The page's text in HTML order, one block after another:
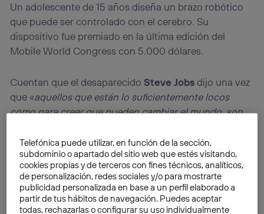
Un adolescente de 15 años diseña un brazo robótico
que puede ser controlado con el cerebro. Su
dispositivo fue premiado en la última edición del
Mobile World Congress con 5.000 dólares.
Cuentan que el desaparecidoSteve Jobsdijo una vez
que «aquellos que están lo suficientemente locos
como para creer que pueden cambiar el mundo, son
es motivo de inspiración de todos aquellosjóvenes
inventoresy emprendedores que pretenden hacer de
su sueño una realidad, a pesar de su temprana edad.
La frase de Jobs resume algunos de los trabajos más
Telefónica puede utilizar, en función de la sección,
subdominio o apartado del sitio web que estés visitando,
cookies propias y de terceros con fines técnicos, analíticos,
de personalización, redes sociales y/o para mostrarte
publicidad personalizada en base a un perfil elaborado a
partir de tus hábitos de navegación. Puedes aceptar
todas, rechazarlas o configurar su uso individualmente